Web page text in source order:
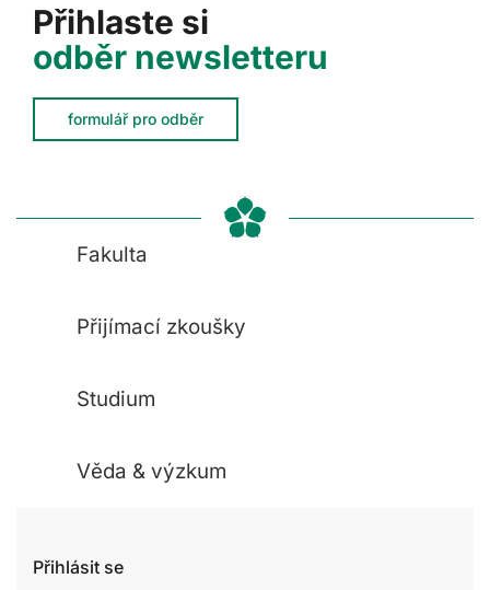
Přihlaste si
odběr newsletteru
formulář pro odběr
Fakulta
Přijímací zkoušky
Studium
Věda & výzkum
Přihlásit se